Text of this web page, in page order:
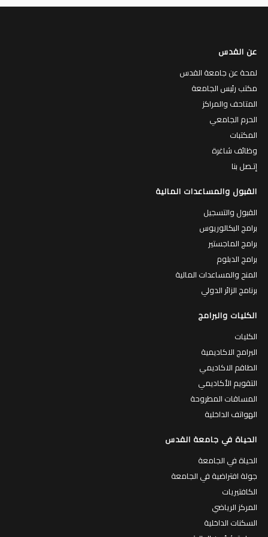
عن القدس
لمحة عن جامعة القدس
مكتب رئيس الجامعة
المتاحف والمراكز
الحرم الجامعي
المكتبات
وظائف شاغرة
إتـصل بنا
القبول والمساعدات المالية
القبول والتسجيل
برامج البكالوريوس
برامج الماجستير
برامج الدبلوم
المنح والمساعدات المالية
برنامج الزائر الدولي
الكليات والبرامج
الكليات
البرامج الاكاديمية
الطاقم الاكاديمي
التقويم الأكاديمي
المساقات المطروحة
الهواتف الداخلية
الحياة في جامعة القدس
الحياة في الجامعة
جولة افتراضية في الجامعة
الكافتيريات
المركز الرياضي
السكنات الداخلية